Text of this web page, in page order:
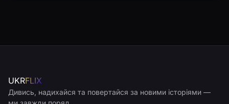
UKRFLIX
Дивись, надихайся та повертайся за новими історіями —